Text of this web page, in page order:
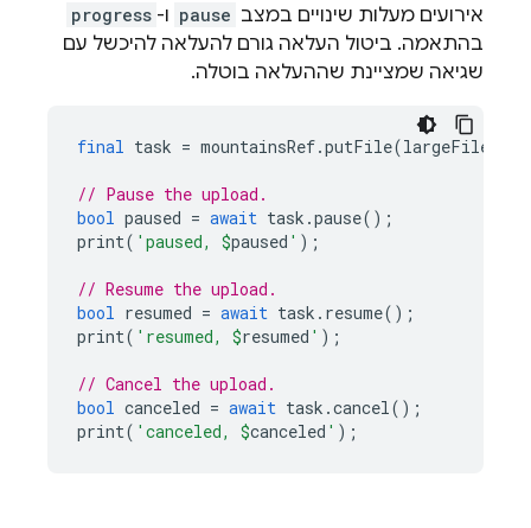
אירועים מעלות שינויים במצב pause ו- progress
בהתאמה. ביטול העלאה גורם להעלאה להיכשל עם
שגיאה שמציינת שההעלאה בוטלה.
final task = mountainsRef.putFile(largeFile
// Pause the upload.
bool paused = await task .pause();
print( 'paused, $paused ' );
// Resume the upload.
bool resumed = await task . resume();
print( 'resumed, $resumed ' );
// Cancel the upload.
bool canceled = await task .cancel();
print( 'canceled, $canceled ' );